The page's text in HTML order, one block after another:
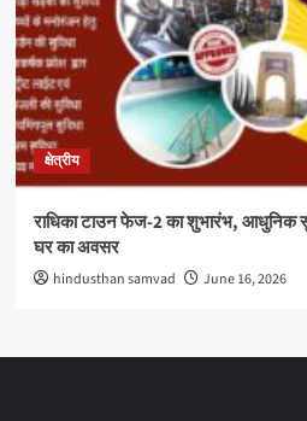
क्षेत्रीय
राधिका टाउन फेज-2 का शुभारंभ, आधुनिक
घर का अवसर
hindusthan samvad June 16, 2026